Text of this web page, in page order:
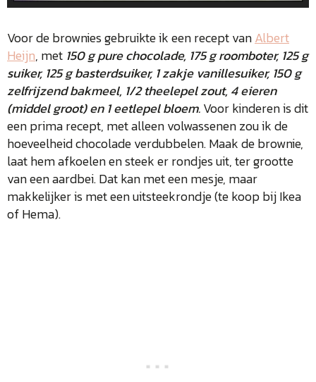
Voor de brownies gebruikte ik een recept vanAlbert
Heijn, met 150 g pure chocolade, 175 g roomboter, 125 g
suiker, 125 g basterdsuiker, 1 zakje vanillesuiker, 150 g
zelfrijzend bakmeel, 1/2 theelepel zout, 4 eieren
(middel groot) en 1 eetlepel bloem.Voor kinderen is dit
een prima recept, met alleen volwassenen zou ik de
hoeveelheid chocolade verdubbelen. Maak de brownie,
laat hem afkoelen en steek er rondjes uit, ter grootte
van een aardbei. Dat kan met een mesje, maar
makkelijker is met een uitsteekrondje (te koop bij Ikea
of Hema).